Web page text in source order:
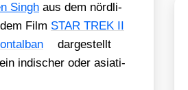
Singh aus dem nörd­li­
Film STAR TREK II
dar­ge­stellt
indi­scher oder asia­ti­